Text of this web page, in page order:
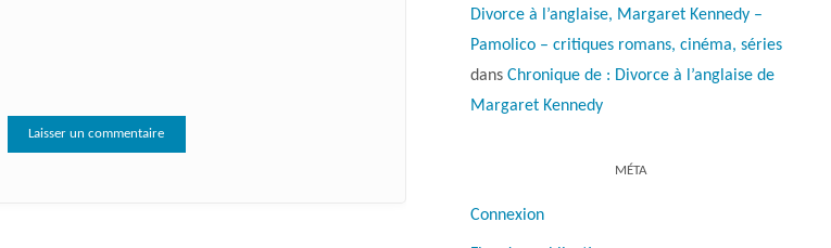
Divorce à l’anglaise, Margaret Kennedy –
Pamolico – critiques romans, cinéma, séries
dans Chronique de : Divorce à l’anglaise de
Margaret Kennedy
MÉTA
Connexion